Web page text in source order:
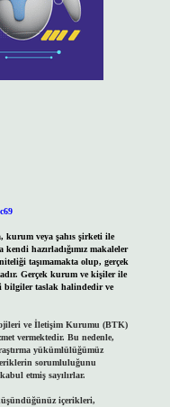
veya şahıs şirketi ile
hazırladığımız makaleler
taşımamakta olup, gerçek
Gerçek kurum ve kişiler ile
bilgiler taslak halindedir ve
ve İletişim Kurumu (BTK)
vermektedir. Bu nedenle,
yükümlülüğümüz
sorumluluğunu
etmiş sayılırlar.
içerikleri,